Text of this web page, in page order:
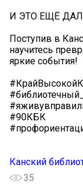
И ЭТО ЕЩЁ
Поступив в
научитесь
яркие события!
#90КБК
Канский
35